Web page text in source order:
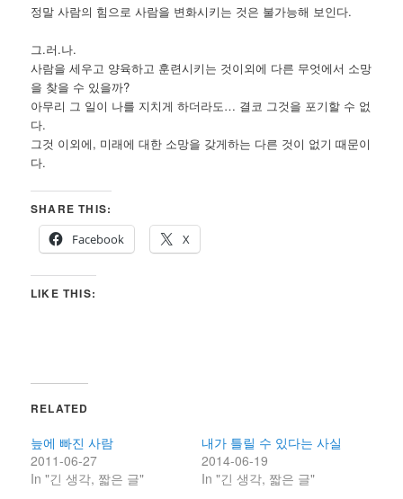
정말 사람의 힘으로 사람을 변화시키는 것은 불가능해 보인다.
그.러.나.
사람을 세우고 양육하고 훈련시키는 것이외에 다른 무엇에서 소망
을 찾을 수 있을까?
아무리 그 일이 나를 지치게 하더라도… 결코 그것을 포기할 수 없
다.
그것 이외에, 미래에 대한 소망을 갖게하는 다른 것이 없기 때문이
다.
SHARE THIS:
Facebook
X
LIKE THIS:
RELATED
늪에 빠진 사람
2011-06-27
In "긴 생각, 짧은 글"
내가 틀릴 수 있다는 사실
2014-06-19
In "긴 생각, 짧은 글"